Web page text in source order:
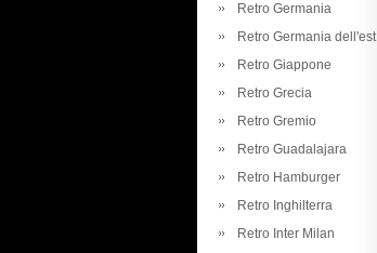
Retro Germania
Retro Germania dell'est
Retro Giappone
Retro Grecia
Retro Gremio
Retro Guadalajara
Retro Hamburger
Retro Inghilterra
Retro Inter Milan